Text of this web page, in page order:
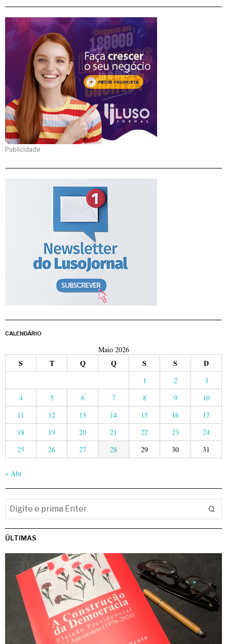
Publicidade
CALENDÁRIO
Maio 2026
S T Q Q S S D
1 2
3
4
5 6 7 8 9
10
11
12 13 14 15 16
17
18
19 20 21 22 23
24
25
26 27 28 29 30 31
« Abr
ÚLTIMAS